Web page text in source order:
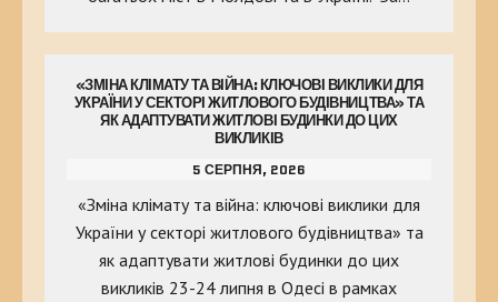
«ЗМІНА КЛІМАТУ ТА ВІЙНА: КЛЮЧОВІ ВИКЛИКИ ДЛЯ
УКРАЇНИ У СЕКТОРІ ЖИТЛОВОГО БУДІВНИЦТВА» ТА
ЯК АДАПТУВАТИ ЖИТЛОВІ БУДИНКИ ДО ЦИХ
ВИКЛИКІВ
5 СЕРПНЯ, 2026
«Зміна клімату та війна: ключові виклики для
України у секторі житлового будівництва» та
як адаптувати житлові будинки до цих
викликів 23-24 липня в Одесі в рамках